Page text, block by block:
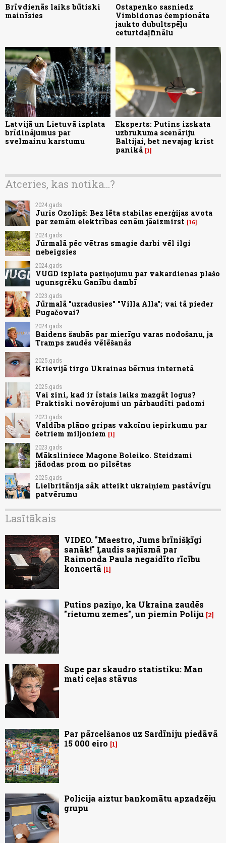
Brīvdienās laiks būtiski
mainīsies
Ostapenko sasniedz
Vimbldonas čempionāta
jaukto dubultspēļu
ceturtdaļfinālu
Latvijā un Lietuvā izplata
brīdinājumus par
svelmainu karstumu
Eksperts: Putins izskata
uzbrukuma scenāriju
Baltijai, bet nevajag krist
panikā 1
Atceries, kas notika...?
2024.gads
Juris Ozoliņš: Bez lēta stabilas enerģijas avota
par zemām elektrības cenām jāaizmirst
16
2024.gads
Jūrmalā pēc vētras smagie darbi vēl ilgi
nebeigsies
2024.gads
VUGD izplata paziņojumu par vakardienas plašo
ugunsgrēku Ganību dambī
2023.gads
Jūrmalā "uzradusies" "Villa Alla"; vai tā pieder
Pugačovai?
2024.gads
Baidens šaubās par mierīgu varas nodošanu, ja
Tramps zaudēs vēlēšanās
2025.gads
Krievijā tirgo Ukrainas bērnus internetā
2025.gads
Vai zini, kad ir īstais laiks mazgāt logus?
Praktiski novērojumi un pārbaudīti padomi
2023.gads
Valdība plāno gripas vakcīnu iepirkumu par
četriem miljoniem
1
2023.gads
Māksliniece Magone Boleiko. Steidzami
jādodas prom no pilsētas
2025.gads
Lielbritānija sāk atteikt ukraiņiem pastāvīgu
patvērumu
Lasītākais
VIDEO. "Maestro, Jums brīnišķīgi
sanāk!" Ļaudis sajūsmā par
Raimonda Paula negaidīto rīcību
koncertā
1
Putins paziņo, ka Ukraina zaudēs
"rietumu zemes", un piemin Poliju 2
Supe par skaudro statistiku: Man
mati ceļas stāvus
Par pārcelšanos uz Sardīniju piedāvā
15 000 eiro
1
Policija aiztur bankomātu apzadzēju
grupu